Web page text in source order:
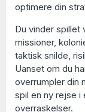
optimere din
Du vinder spillet
missioner,
taktisk snilde,
Uanset om du
overrumpler din
spil en ny rejse i
overraskelser.